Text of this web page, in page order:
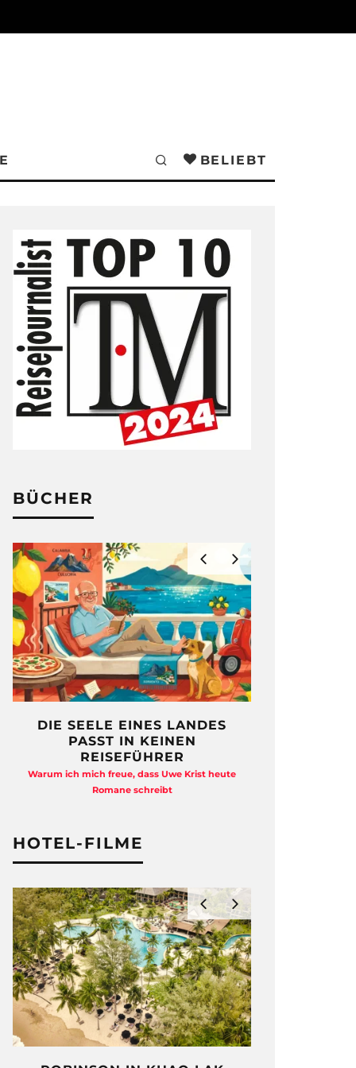
BELIEBT
BÜCHER
DIE SEELE EINES LANDES
PASST IN KEINEN
REISEFÜHRER
Warum ich mich freue, dass Uwe Krist heute
Romane schreibt
HOTEL-FILME